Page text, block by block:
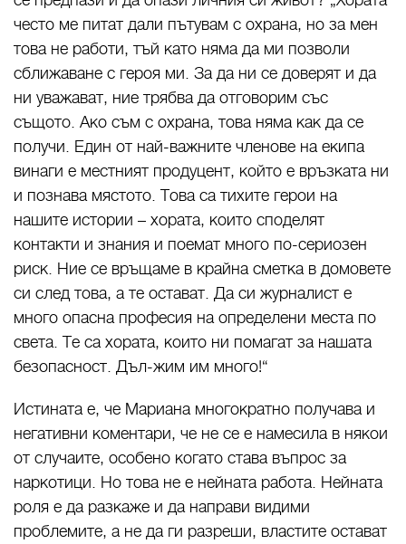
често ме питат дали пътувам с охрана, но за мен
това не работи, тъй като няма да ми позволи
сближаване с героя ми. За да ни се доверят и да
ни уважават, ние трябва да отговорим със
същото. Ако съм с охрана, това няма как да се
получи. Един от най-важните членове на екипа
винаги е местният продуцент, който е връзката ни
и познава мястото. Това са тихите герои на
нашите истории – хората, които споделят
контакти и знания и поемат много по-сериозен
риск. Ние се връщаме в крайна сметка в домовете
си след това, а те остават. Да си журналист е
много опасна професия на определени места по
света. Те са хората, които ни помагат за нашата
безопасност. Дъл-жим им много!“
Истината е, че Мариана многократно получава и
негативни коментари, че не се е намесила в някои
от случаите, особено когато става въпрос за
наркотици. Но това не е нейната работа. Нейната
роля е да разкаже и да направи видими
проблемите, а не да ги разреши, властите остават